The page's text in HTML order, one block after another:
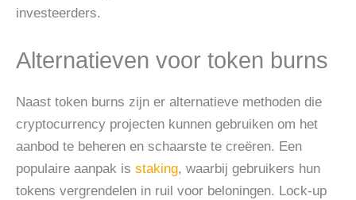
investeerders.
Alternatieven voor token burns
Naast token burns zijn er alternatieve methoden die
cryptocurrency projecten kunnen gebruiken om het
aanbod te beheren en schaarste te creëren. Een
populaire aanpak is staking, waarbij gebruikers hun
tokens vergrendelen in ruil voor beloningen. Lock-up